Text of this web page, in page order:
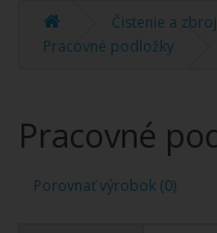
Čistenie a
Pracovné podložky
Pracovné
Porovnať výrobok (0)